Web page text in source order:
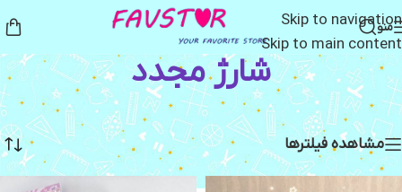
Skip to navigation
Skip to main content
منو
شارژ مجدد
خانه/ شارژ مجدد نمایش 1–12 از 76 نتیجه
مشاهده فیلترها